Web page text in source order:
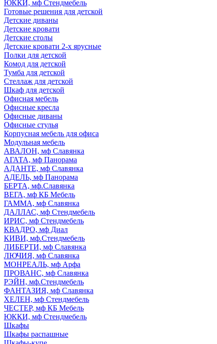
ЮККИ, мф Стендмебель
Готовые решения для детской
Детские диваны
Детские кровати
Детские столы
Детские кровати 2-х ярусные
Полки для детской
Комод для детской
Тумба для детской
Стеллаж для детской
Шкаф для детской
Офисная мебель
Офисные кресла
Офисные диваны
Офисные стулья
Корпусная мебель для офиса
Модульная мебель
АВАЛОН, мф Славянка
АГАТА, мф Панорама
АДАНТЕ, мф Славянка
АДЕЛЬ, мф Панорама
БЕРТА, мф.Славянка
ВЕГА, мф КБ Мебель
ГАММА, мф Славянка
ДАЛЛАС, мф Стендмебель
ИРИС, мф Стендмебель
КВАДРО, мф Диал
КИВИ, мф.Стендмебель
ЛИБЕРТИ, мф Славянка
ЛЮЧИЯ, мф Славянка
МОНРЕАЛЬ, мф Арфа
ПРОВАНС, мф Славянка
РЭЙН, мф.Стендмебель
ФАНТАЗИЯ, мф Славянка
ХЕЛЕН, мф Стендмебель
ЧЕСТЕР, мф КБ Мебель
ЮККИ, мф Стендмебель
Шкафы
Шкафы распашные